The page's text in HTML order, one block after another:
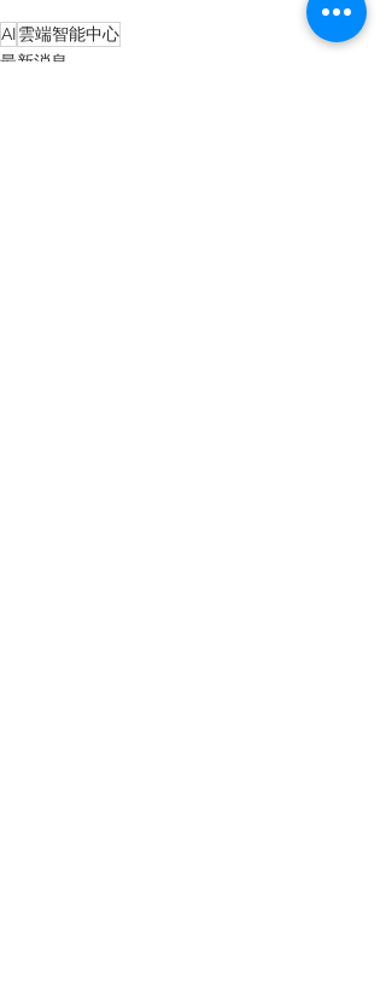
AI雲端智能中心
最新消息